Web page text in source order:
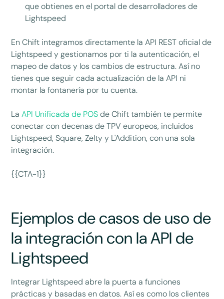
que obtienes en el portal de desarrolladores de
Lightspeed
En Chift integramos directamente la API REST oficial de
Lightspeed y gestionamos por ti la autenticación, el
mapeo de datos y los cambios de estructura. Así no
tienes que seguir cada actualización de la API ni
montar la fontanería por tu cuenta.
LaAPI Unificada de POSde Chift también te permite
conectar con decenas de TPV europeos, incluidos
Lightspeed, Square, Zelty y L'Addition, con una sola
integración.
{{CTA-1}}
Ejemplos de casos de uso de
la integración con la API de
Lightspeed
Integrar Lightspeed abre la puerta a funciones
prácticas y basadas en datos. Así es como los clientes